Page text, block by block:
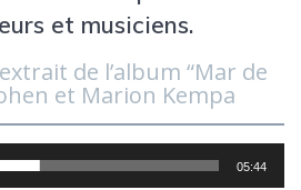
et musiciens.
de l’album “Mar de
et Marion Kempa
audio
05:44